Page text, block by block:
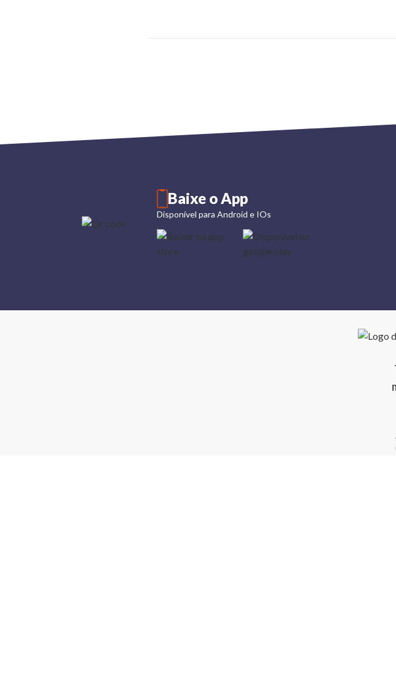
Baixe o App
Disponível para Android e IOs